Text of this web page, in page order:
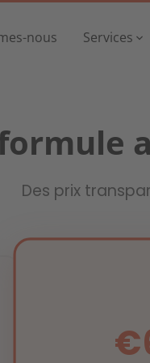
nous Services
Panneaux
Des prix